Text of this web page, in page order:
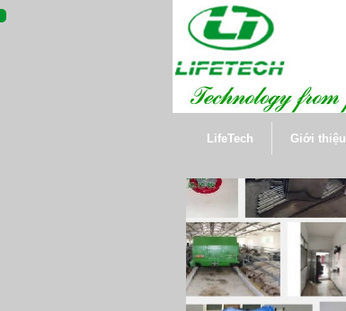
LifeTech Giới thiệu